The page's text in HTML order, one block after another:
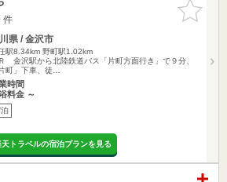
お気に入
りに追加
件
県 / 金沢市
駅8.34km 野町駅1.02km
Ｒ 金沢駅から北陸鉄道バス「片町方面行き」で９分、
片町」下車、徒…
時間
料金 ～
天トラベルの宿泊プランを見る